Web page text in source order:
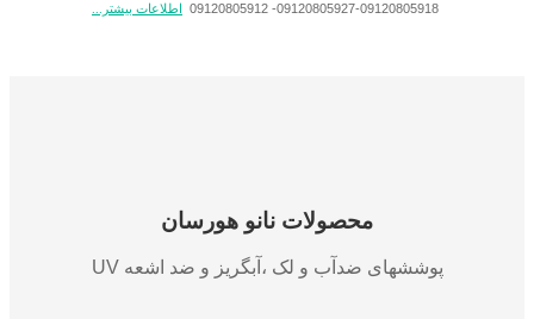
ضد بوی کفش
اطلاعات بیشتر...
محصولات نانو هورسان
پوششهای ضدآب و لک ،آبگریز و ضد اشعه UV